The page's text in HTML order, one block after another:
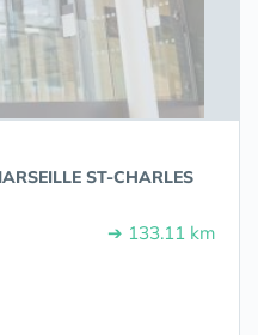
ST-CHARLES
➔ 133.11 km